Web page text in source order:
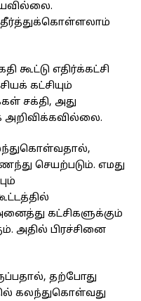
தீர்த்துக்கொள்ளலாம்
கூட்டு எதிர்க்கட்சி
கட்சியும்
சக்தி, அது
அறிவிக்கவில்லை.
செயற்படும். எமது
கட்சிகளுக்கும்
அதில் பிரச்சினை
தற்போது
கலந்துகொள்வது